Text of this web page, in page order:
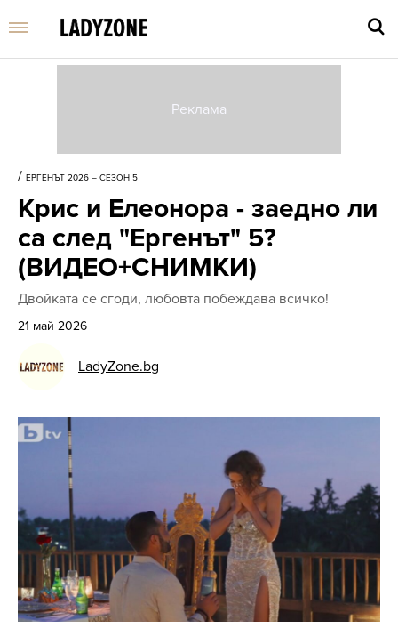
и
/ ЕРГЕНЪТ 2026 – СЕЗОН 5
Крис и Елеонора - заедно ли
са след "Ергенът" 5?
(ВИДЕО+СНИМКИ)
Двойката се сгоди, любовта побеждава всичко!
21 май 2026
LadyZone.bg